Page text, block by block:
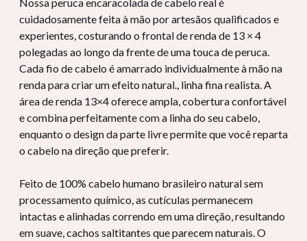
cuidadosamente feita à mão por artesãos qualificados e
experientes, costurando o frontal de renda de 13 × 4
polegadas ao longo da frente de uma touca de peruca.
Cada fio de cabelo é amarrado individualmente à mão na
renda para criar um efeito natural., linha fina realista. A
área de renda 13×4 oferece ampla, cobertura confortável
e combina perfeitamente com a linha do seu cabelo,
enquanto o design da parte livre permite que você reparta
o cabelo na direção que preferir.
Feito de 100% cabelo humano brasileiro natural sem
processamento químico, as cutículas permanecem
intactas e alinhadas correndo em uma direção, resultando
em suave, cachos saltitantes que parecem naturais. O